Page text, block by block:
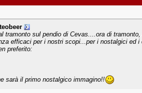
teobeer
tramonto sul pendio di Cevas....ora di
efficaci per i nostri scopi...per i nostalgici ed
preferito:
sarà il primo nostalgico immagino!!